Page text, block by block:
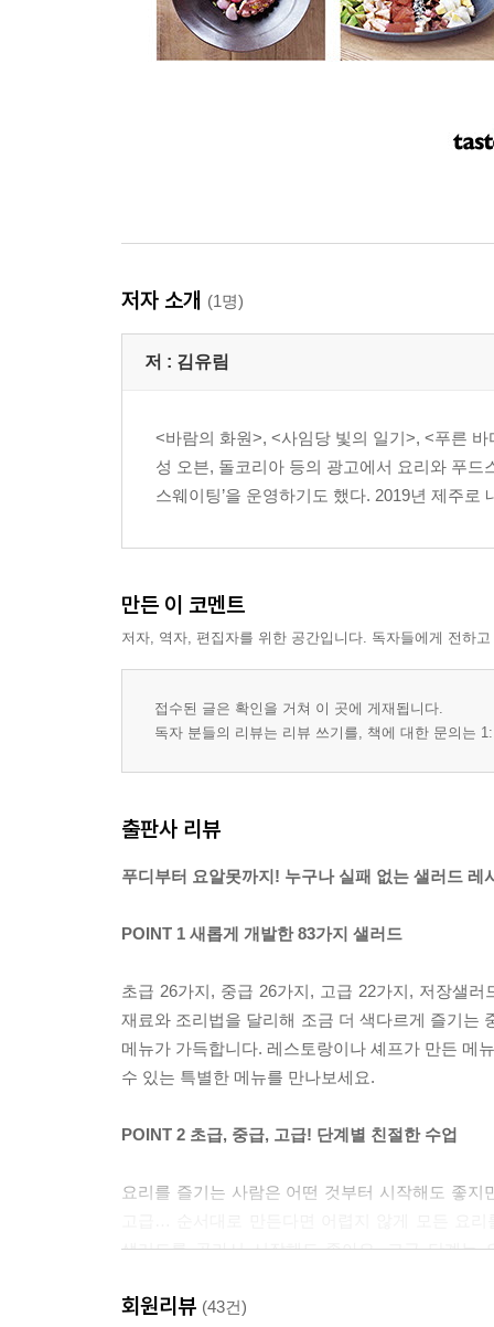
저자 소개 (1명)
저 : 김유림
<바람의 화원>, <사임당 빛의 일기>, <푸른
성 오븐, 돌코리아 등의 광고에서 요리와 푸드
스웨이팅’을 운영하기도 했다. 2019년 제주로
만든 이 코멘트
저자, 역자, 편집자를 위한 공간입니다. 독자들에게 전하
접수된 글은 확인을 거쳐 이 곳에 게재됩니다.
독자 분들의 리뷰는 리뷰 쓰기를, 책에 대한 문의는
출판사 리뷰
푸디부터 요알못까지! 누구나 실패 없는 샐러드 레
POINT 1 새롭게 개발한 83가지 샐러드
초급 26가지, 중급 26가지, 고급 22가지, 저장샐
재료와 조리법을 달리해 조금 더 색다르게 즐기는
메뉴가 가득합니다. 레스토랑이나 셰프가 만든 메
수 있는 특별한 메뉴를 만나보세요.
POINT 2 초급, 중급, 고급! 단계별 친절한 수업
요리를 즐기는 사람은 어떤 것부터 시작해도 좋
샐러드를 골라서 시작해도 좋아요. 고급 단계는
될 것입니다.
회원리뷰 (43건)